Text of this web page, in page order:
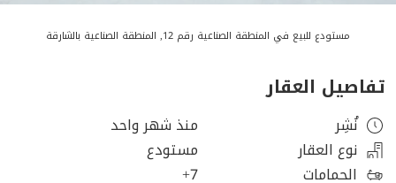
مستودع للبيع في المنطقة الصناعية رقم 12, المنطقة الصناعية بالشارقة
تفاصيل العقار
نُشِر
منذ شهر واحد
نوع العقار
مستودع
الحمامات
7+